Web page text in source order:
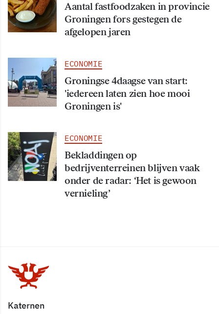
Aantal fastfoodzaken in provincie
Groningen fors gestegen de
afgelopen jaren
ECONOMIE
Groningse 4daagse van start:
'iedereen laten zien hoe mooi
Groningen is'
ECONOMIE
Bekladdingen op
bedrijventerreinen blijven vaak
onder de radar: ‘Het is gewoon
vernieling’
Katernen